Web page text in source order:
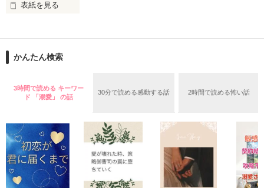
「夫婦らしいこと、する？」
彼はまさかの…！？
私は彼の秘密を知ってしまい…
離婚までカウントダウンだったのに
*･゜ﾟ･*:.｡..｡.:*･*:ﾟ･*:.｡. .｡.:*･゜ﾟ･**･゜ﾟ･*:
2022. 4.28 完結・公開
作品を読む
表紙を見る
どうしてこんなに優しくしてくれるの？
彼の一途な愛に疑問が増すと同時に、次第に惹かれていく。
だけど彼の想いには、ある秘密があって……？
かんたん検索
3時間で読める キーワー
ド 「溺愛」 の話
30分で読める感動する話 2時間で読める怖い話